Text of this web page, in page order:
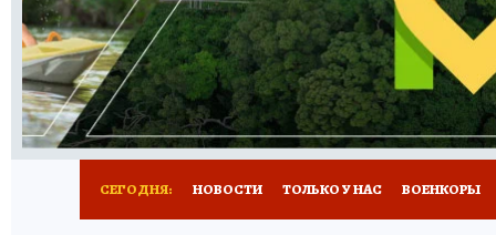
РАДИО КП РЕКЛАМА ТЕСТЫ НОВОЕ
СЕГОДНЯ: НОВОСТИ ТОЛЬКО У НАС ВОЕНКОРЫ